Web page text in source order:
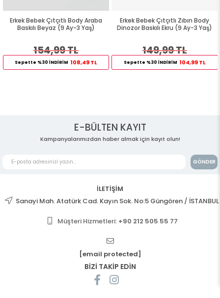
Erkek Bebek Çıtçıtlı Body Araba
Baskılı Beyaz (9 Ay-3 Yaş)
154,99 TL
Sepette %30 İNDİRİM 108,49 TL
Erkek Bebek Çıtçıtlı Zıbın Body
Dinozor Baskılı Ekru (9 Ay-3 Yaş)
149,99 TL
Sepette %30 İNDİRİM 104,99 TL
E-BÜLTEN KAYIT
Kampanyalarımızdan haber almak için kayıt olun!
GÖNDER
İLETİŞİM
Sanayi Mah. Atatürk Cad. Kayın Sok. No:5 Güngören / İSTANBUL
Müşteri Hizmetleri: +90 212 505 55 77
[email protected]
BİZİ TAKİP EDİN